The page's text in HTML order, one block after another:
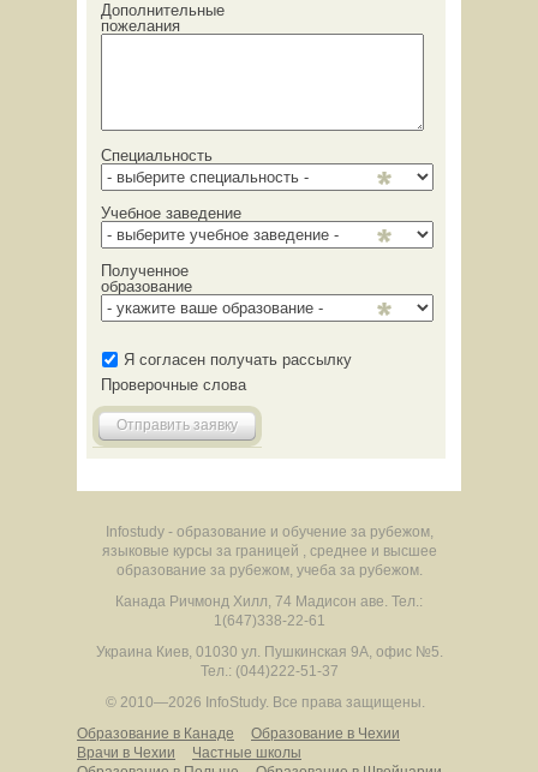
Дополнительные
пожелания
Специальность
Учебное заведение
Полученное
образование
Я согласен получать рассылку
Проверочные слова
Отправить заявку
Infostudy - образование и обучение за рубежом,
языковые курсы за границей , среднее и высшее
образование за рубежом, учеба за рубежом.
Канада Ричмонд Хилл, 74 Мадисон аве. Тел.:
1(647)338-22-61
Украина Киев, 01030 ул. Пушкинская 9А, офис №5.
Тел.: (044)222-51-37
© 2010—2026 InfoStudy. Все права защищены.
Образование в Канаде
Образование в Чехии
Врачи в Чехии
Частные школы